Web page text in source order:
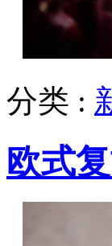
分类 :
欧式